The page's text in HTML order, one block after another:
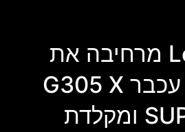
Logitech G מרחיבה את
סדרת G3: עכבר G305 X
SUPERLIGHT ומקלדת